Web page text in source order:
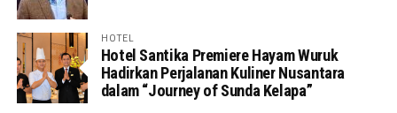
HOTEL
Hotel Santika Premiere Hayam Wuruk
Hadirkan Perjalanan Kuliner Nusantara
dalam “Journey of Sunda Kelapa”